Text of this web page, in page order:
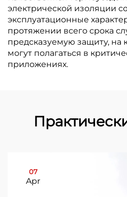
электрической изоляции
эксплуатационные
протяжении всего срока
предсказуемую защиту,
могут полагаться в
приложениях.
07
Apr